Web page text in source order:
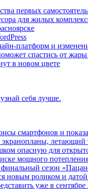
первых
для жилых
платформ и
спастись от
в новом цвете
себя лучше.
смартфонов и
летающий
опасную для
мощного
сезон
новым роликом и
уже в сентябре